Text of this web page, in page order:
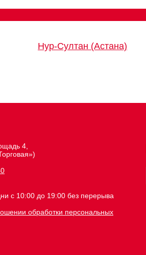
Нур-Султан (Астана)
4,
с 10:00 до 19:00 без перерыва
обработки персональных